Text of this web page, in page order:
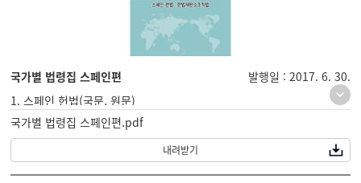
국가별 법령집 스페인편
발행일 : 2017. 6. 30.
1. 스페인 헌법(국문, 원문)
2. 스페인 헌법재판소조직법(국문, 원문)
국가별 법령집 스페인편.pdf
내려받기